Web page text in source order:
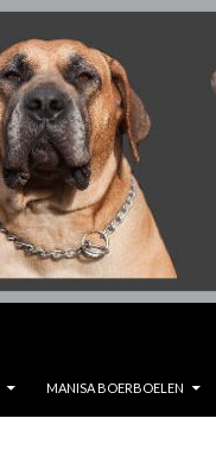
MANISA BOERBOELEN